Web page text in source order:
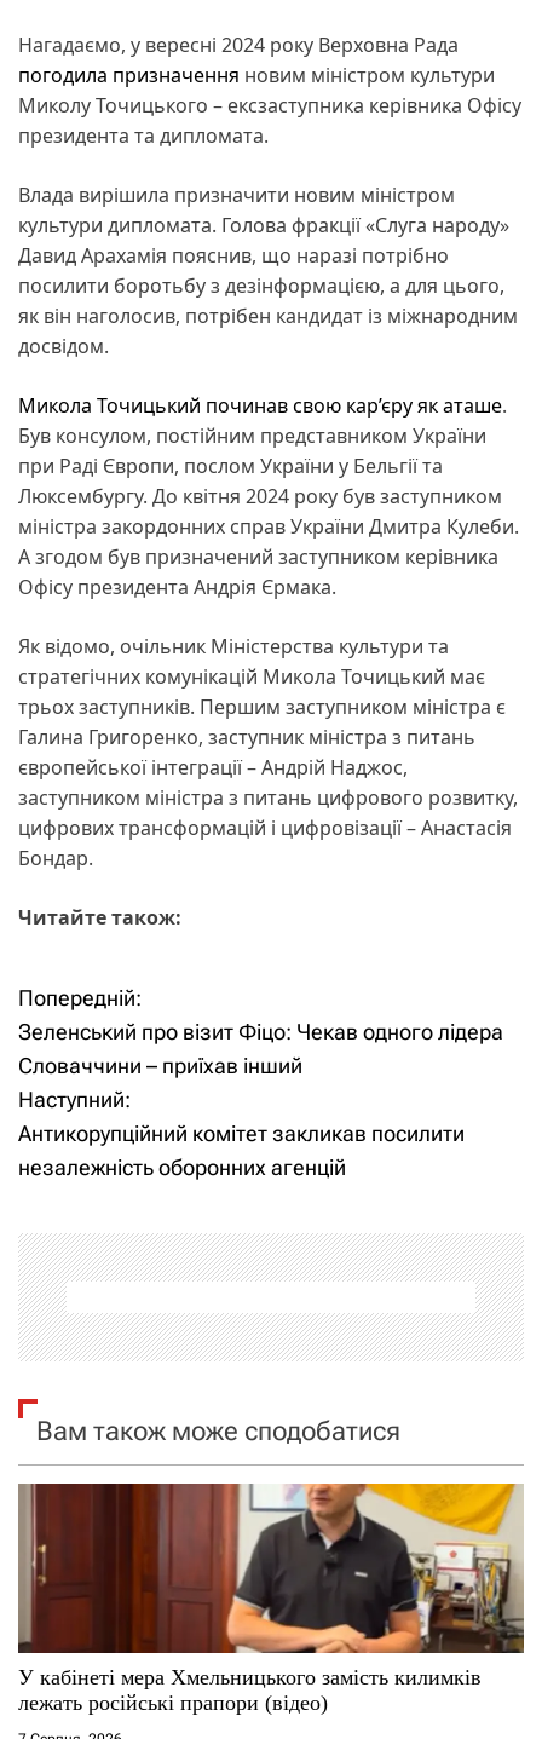
Нагадаємо, у вересні 2024 року Верховна Рада
погодила призначення новим міністром культури
Миколу Точицького – ексзаступника керівника Офісу
президента та дипломата.
Влада вирішила призначити новим міністром
культури дипломата. Голова фракції «Слуга народу»
Давид Арахамія пояснив, що наразі потрібно
посилити боротьбу з дезінформацією, а для цього,
як він наголосив, потрібен кандидат із міжнародним
досвідом.
Микола Точицький починав свою кар’єру як аташе.
Був консулом, постійним представником України
при Раді Європи, послом України у Бельгії та
Люксембургу. До квітня 2024 року був заступником
міністра закордонних справ України Дмитра Кулеби.
А згодом був призначений заступником керівника
Офісу президента Андрія Єрмака.
Як відомо, очільник Міністерства культури та
стратегічних комунікацій Микола Точицький має
трьох заступників. Першим заступником міністра є
Галина Григоренко, заступник міністра з питань
європейської інтеграції – Андрій Наджос,
заступником міністра з питань цифрового розвитку,
цифрових трансформацій і цифровізації – Анастасія
Бондар.
Читайте також:
Н
а
в
і
а
ц
і
я
з
п
с
Попередній:
Зеленський про візит Фіцо: Чекав одного лідера
Словаччини – приїхав інший
Наступний:
Антикорупційний комітет закликав посилити
незалежність оборонних агенцій
Вам також може сподобатися
У кабінеті мера Хмельницького замість килимків
лежать російські прапори (відео)